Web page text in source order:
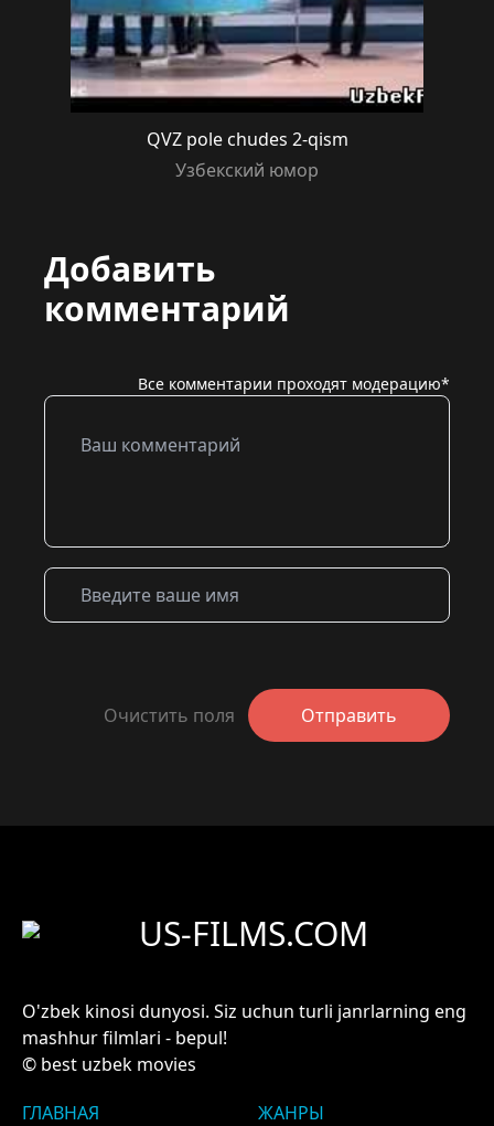
QVZ pole chudes 2-qism
Узбекский юмор
Добавить
комментарий
Все комментарии проходят модерацию*
Очистить поля Отправить
US-FILMS.COM
O'zbek kinosi dunyosi. Siz uchun turli janrlarning eng
mashhur filmlari - bepul!
© best uzbek movies
ГЛАВНАЯ
ЖАНРЫ